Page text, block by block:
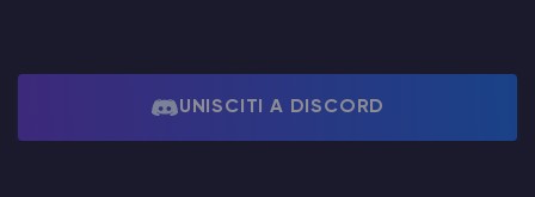
UNISCITI A DISCORD